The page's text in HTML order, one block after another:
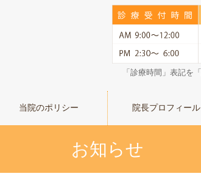
「診療時間」表記を「
当院のポリシー 院長プロフィール
お知らせ